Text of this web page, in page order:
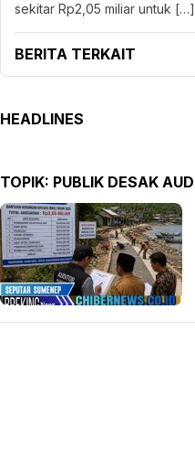
sekitar Rp2,05 miliar untuk […]
BERITA TERKAIT
HEADLINES
TOPIK: PUBLIK DESAK